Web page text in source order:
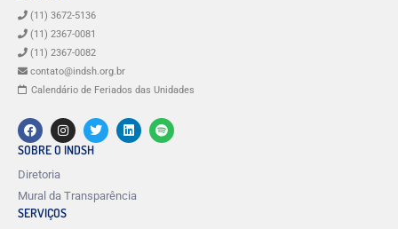
(11) 3672-5136
(11) 2367-0081
(11) 2367-0082
contato@indsh.org.br
Calendário de Feriados das Unidades
SOBRE O INDSH
Diretoria
Mural da Transparência
SERVIÇOS